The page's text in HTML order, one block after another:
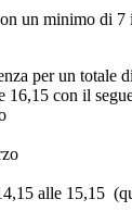
un minimo di 7
per un totale
con il
alle 15,15